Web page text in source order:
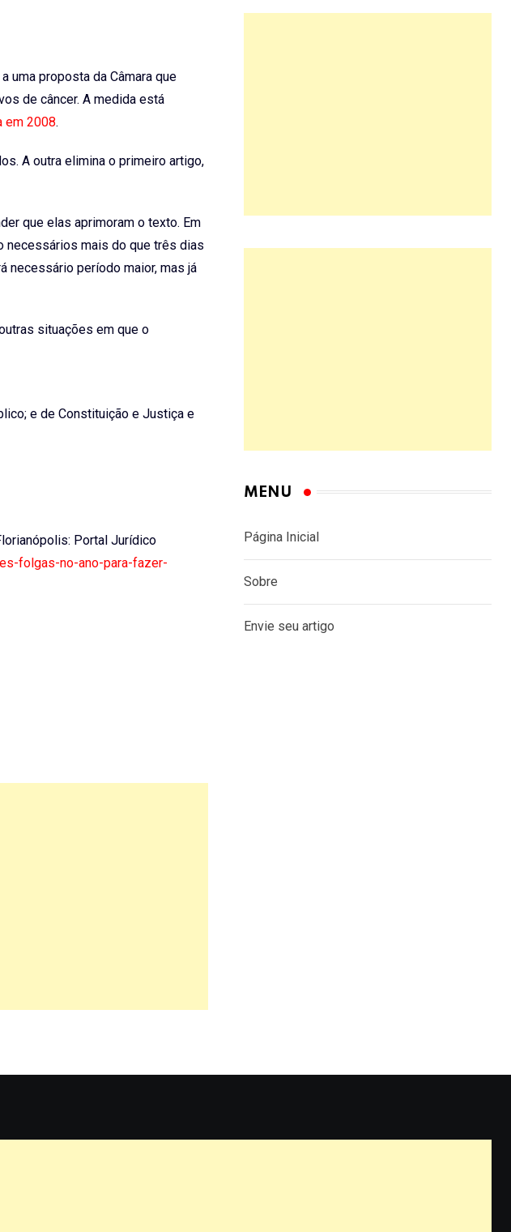
uma proposta da Câmara que
de câncer. A medida está
em 2008.
A outra elimina o primeiro artigo,
que elas aprimoram o texto. Em
necessários mais do que três dias
necessário período maior, mas já
situações em que o
e de Constituição e Justiça e
Portal Jurídico
folgas-no-ano-para-fazer-
MENU
Página Inicial
Sobre
Envie seu artigo